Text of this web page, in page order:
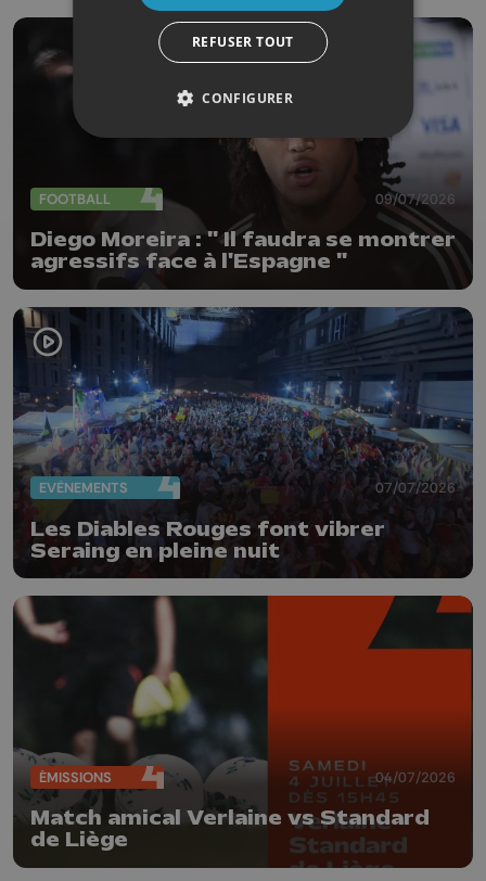
FOOTBALL 09/07/2026
Diego Moreira : " Il faudra se montrer
agressifs face à l'Espagne "
EVÈNEMENTS 07/07/2026
Les Diables Rouges font vibrer
Seraing en pleine nuit
ÉMISSIONS 04/07/2026
Match amical Verlaine vs Standard
de Liège
REFUSER TOUT
CONFIGURER